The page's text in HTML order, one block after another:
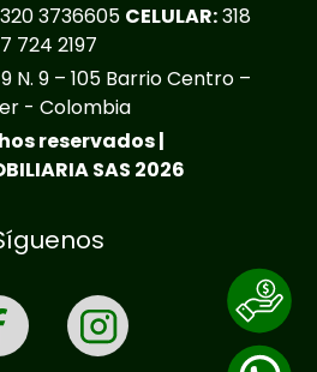
3736605 CELULAR:318
724 2197
N. 9 – 105 Barrio Centro –
- Colombia
reservados |
SAS 2026